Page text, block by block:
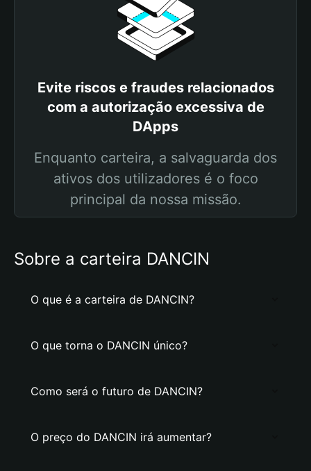
Evite riscos e fraudes relacionados
com a autorização excessiva de
DApps
Enquanto carteira, a salvaguarda dos
ativos dos utilizadores é o foco
principal da nossa missão.
Sobre a carteira DANCIN
O que é a carteira de DANCIN?
O que torna o DANCIN único?
Como será o futuro de DANCIN?
O preço do DANCIN irá aumentar?